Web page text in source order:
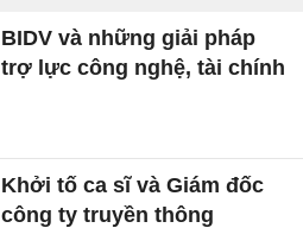
BIDV và những giải pháp
trợ lực công nghệ, tài chính
Khởi tố ca sĩ và Giám đốc
công ty truyền thông